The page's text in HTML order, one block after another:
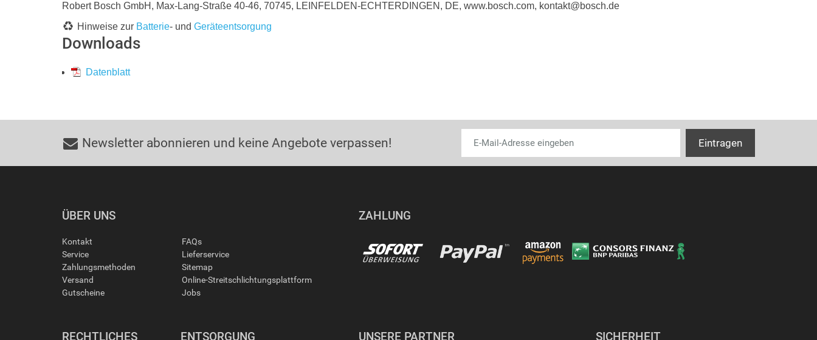
Robert Bosch GmbH, Max-Lang-Straße 40-46, 70745, LEINFELDEN-ECHTERDINGEN, DE, www.bosch.com, kontakt@bosch.de
Hinweise zur Batterie- und Geräteentsorgung
Downloads
Datenblatt
Newsletter abonnieren und keine Angebote verpassen!
ÜBER UNS
Kontakt
Service
Zahlungsmethoden
Versand
Gutscheine
FAQs
Lieferservice
Sitemap
Online-Streitschlichtungsplattform
Jobs
ZAHLUNG
RECHTLICHES ENTSORGUNG UNSERE PARTNER SICHERHEIT